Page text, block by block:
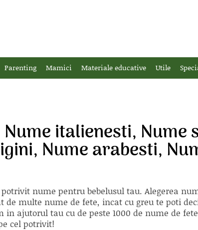
Parenting Mamici Materiale educative Utile
italienesti, Nume
Nume arabesti,
nume pentru bebelusul tau. Alegerea
multe nume de fete, incat cu greu te poti
ajutorul tau cu de peste 1000 de nume de
cel potrivit!